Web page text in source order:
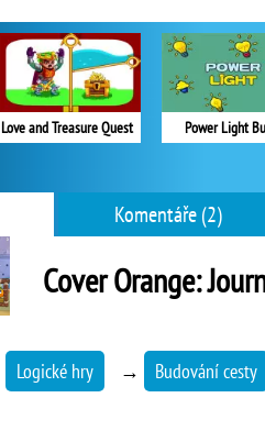
Love and Treasure Quest Power Light
Komentáře (2)
Cover Orange:
Logické hry → Budování cesty